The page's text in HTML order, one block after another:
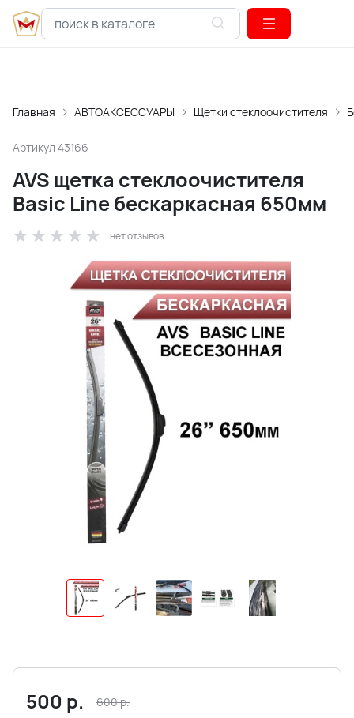
Главная АВТОАКСЕССУАРЫ Щетки стеклоочистителя
Артикул 43166
AVS щетка стеклоочистителя
Basic Line бескаркасная 650мм
нет отзывов
500 р. 600р.